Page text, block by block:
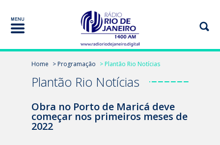
Home > Programação > Plantão Rio Notícias
Plantão Rio Notícias
Obra no Porto de Maricá deve
começar nos primeiros meses de
2022